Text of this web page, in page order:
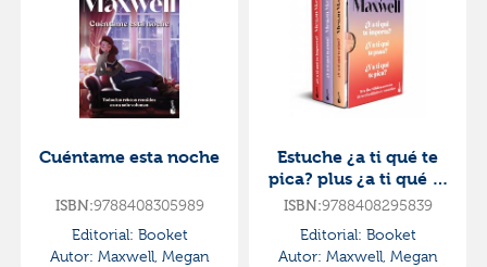
Cuéntame esta noche
ISBN:9788408305989
Editorial: Booket
Autor: Maxwell, Megan
Estuche ¿a ti qué te
pica? plus ¿a ti qué te
pasa? plus ¿a ti qué te
ISBN:9788408295839
Editorial: Booket
Autor: Maxwell, Megan